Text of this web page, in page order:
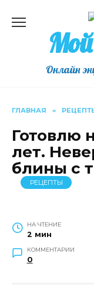
содержанию
Онлайн
ГЛАВНАЯ »
Готовлю
лет.
блины с
РЕЦЕПТЫ
НА ЧТЕНИЕ
2 мин
КОММЕНТАРИИ
0